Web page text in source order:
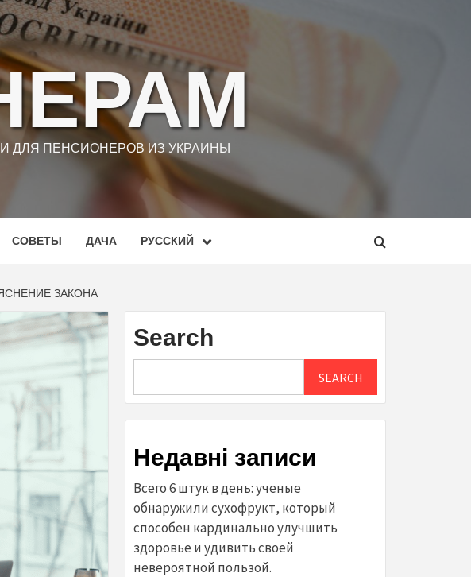
ДЛЯ ПЕНСИОНЕРОВ ИЗ УКРАИНЫ
СОВЕТЫ ДАЧА РУССКИЙ
ЗАКОНА
Search
SEARCH
Недавні записи
Всего 6 штук в день: ученые
обнаружили сухофрукт, который
способен кардинально улучшить
здоровье и удивить своей
невероятной пользой.